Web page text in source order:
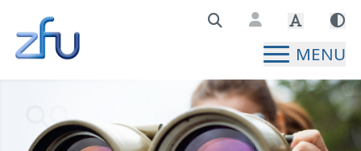
Zentralstelle für Fernunterricht Hauptseite
MENU